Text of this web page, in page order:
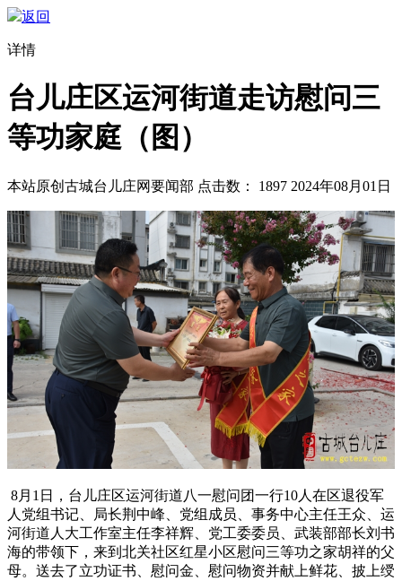
返回
详情
台儿庄区运河街道走访慰问三
等功家庭（图）
本站原创 古城台儿庄网要闻部 点击数： 1897 2024年08月01日
8月1日，台儿庄区运河街道八一慰问团一行10人在区退役军
人党组书记、局长荆中峰、党组成员、事务中心主任王众、运
河街道人大工作室主任李祥辉、党工委委员、武装部部长刘书
海的带领下，来到北关社区红星小区慰问三等功之家胡祥的父
母。送去了立功证书、慰问金、慰问物资并献上鲜花、披上绶